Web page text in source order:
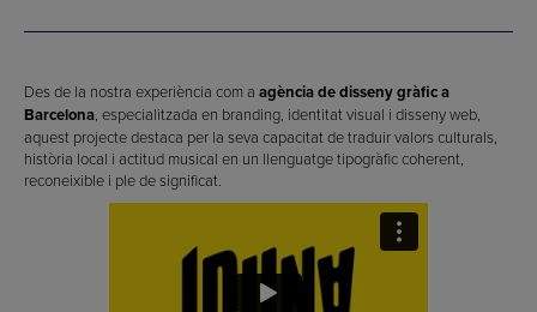
Des de la nostra experiència com a agència de disseny gràfic a
Barcelona, especialitzada en branding, identitat visual i disseny web,
aquest projecte destaca per la seva capacitat de traduir valors culturals,
història local i actitud musical en un llenguatge tipogràfic coherent,
reconeixible i ple de significat.